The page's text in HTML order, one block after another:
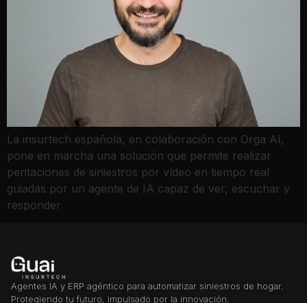
La insurtech española, en colaboración con Orga AI,
pone en marcha una solución que permite realizar
peritaciones de siniestros por vídeo en tiempo real
guiadas por un agente de IA capaz de ver, escuchar y
responder
Agentes IA y ERP agéntico para automatizar siniestros de hogar.
Protegiendo tu futuro, impulsado por la innovación.